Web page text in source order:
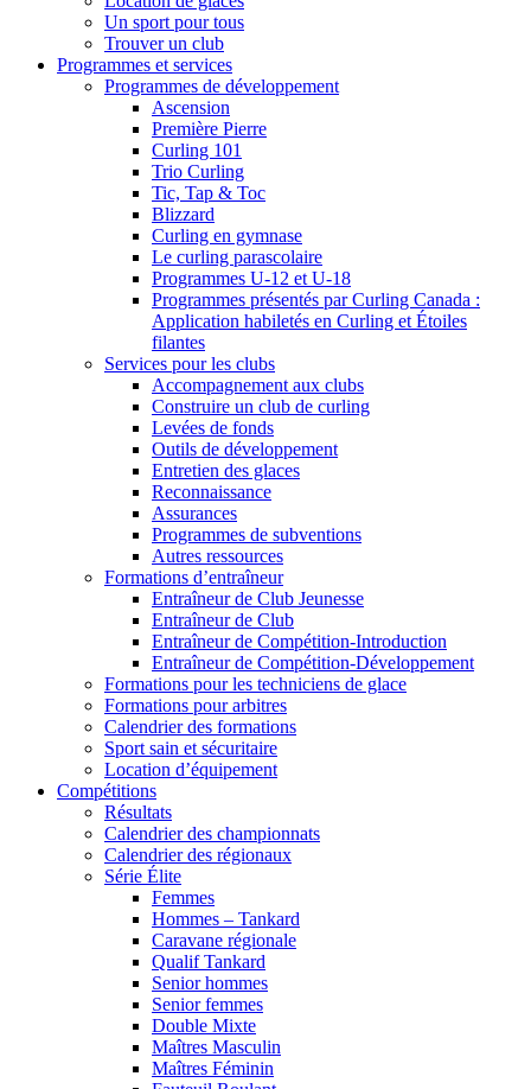
Un sport pour tous
Trouver un club
Programmes et services
Programmes de développement
Ascension
Première Pierre
Curling 101
Trio Curling
Tic, Tap & Toc
Blizzard
Curling en gymnase
Le curling parascolaire
Programmes U-12 et U-18
Programmes présentés par Curling Canada :
Application habiletés en Curling et Étoiles
filantes
Services pour les clubs
Accompagnement aux clubs
Construire un club de curling
Levées de fonds
Outils de développement
Entretien des glaces
Reconnaissance
Assurances
Programmes de subventions
Autres ressources
Formations d’entraîneur
Entraîneur de Club Jeunesse
Entraîneur de Club
Entraîneur de Compétition-Introduction
Entraîneur de Compétition-Développement
Formations pour les techniciens de glace
Formations pour arbitres
Calendrier des formations
Sport sain et sécuritaire
Location d’équipement
Compétitions
Résultats
Calendrier des championnats
Calendrier des régionaux
Série Élite
Femmes
Hommes – Tankard
Caravane régionale
Qualif Tankard
Senior hommes
Senior femmes
Double Mixte
Maîtres Masculin
Maîtres Féminin